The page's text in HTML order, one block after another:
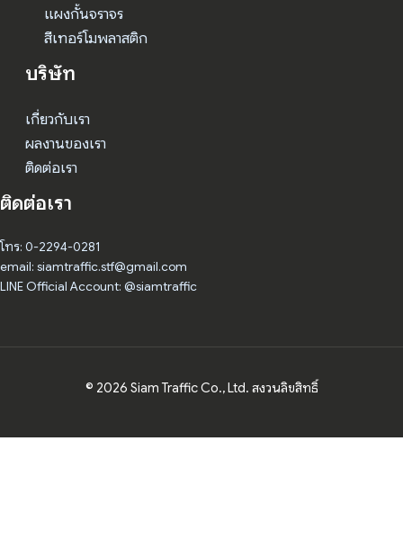
แผงกั้นจราจร
สีเทอร์โมพลาสติก
บริษัท
เกี่ยวกับเรา
ผลงานของเรา
ติดต่อเรา
ติดต่อเรา
โทร: 0-2294-0281
email: siamtraffic.stf@gmail.com
LINE Official Account: @siamtraffic
© 2026 Siam Traffic Co., Ltd. สงวนลิขสิทธิ์